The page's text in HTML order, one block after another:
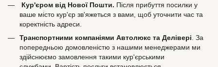
Кур'єром від Нової Пошти. Після прибуття посилки у
ваше місто кур'єр зв'яжеться з вами, щоб уточнити час та
коректність адреси.
Транспортними компаніями Автолюкс та Делівері. За
попередньою домовленістю з нашими менеджерами ми
здійснюємо замовлення такими кур'єрськими